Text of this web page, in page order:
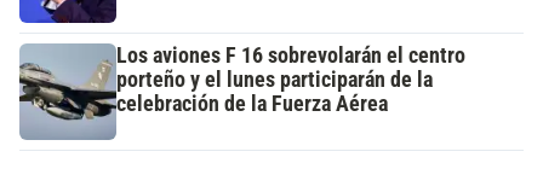
Los aviones F 16 sobrevolarán el centro
porteño y el lunes participarán de la
celebración de la Fuerza Aérea